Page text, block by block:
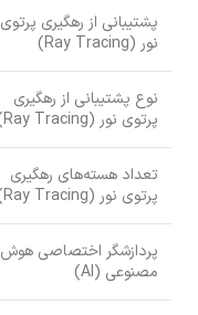
پشتیبانی از رهگیری پرتوی
نور (Ray Tracing)
نوع پشتیبانی از رهگیری
پرتوی نور (Ray Tracing)
تعداد هسته‌های رهگیری
پرتوی نور (Ray Tracing)
پردازشگر اختصاصی هوش
مصنوعی (AI)